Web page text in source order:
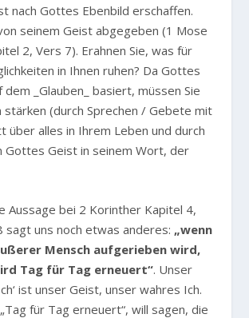
nach Gottes Ebenbild erschaffen.
seinem Geist abgegeben (1 Mose
2, Vers 7). Erahnen Sie, was für
in Ihnen ruhen? Da Gottes
dem _Glauben_ basiert, müssen Sie
stärken (durch Sprechen / Gebete mit
über alles in Ihrem Leben und durch
Gottes Geist in seinem Wort, der
Aussage bei 2 Korinther Kapitel 4,
sagt uns noch etwas anderes: „wenn
Mensch aufgerieben wird,
Tag für Tag erneuert“. Unser
ist unser Geist, unser wahres Ich.
für Tag erneuert“, will sagen, die